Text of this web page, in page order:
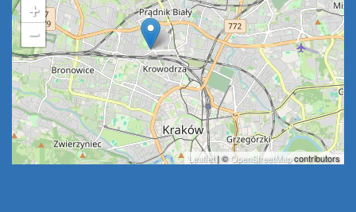
+
−
Leaflet| © OpenStreetMapcontributors